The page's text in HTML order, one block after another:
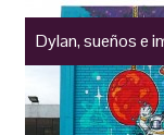
Dylan, sueños e